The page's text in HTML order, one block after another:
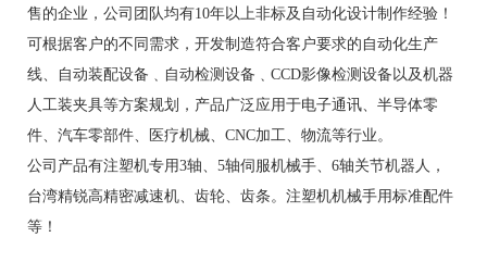
售的企业，公司团队均有10年以上非标及自动化设计制作经验！
可根据客户的不同需求，开发制造符合客户要求的自动化生产
线、自动装配设备﹑自动检测设备﹑CCD影像检测设备以及机器
人工装夹具等方案规划，产品广泛应用于电子通讯、半导体零
件、汽车零部件、医疗机械、CNC加工、物流等行业。
公司产品有注塑机专用3轴、5轴伺服机械手、6轴关节机器人，
台湾精锐高精密减速机、齿轮、齿条。注塑机机械手用标准配件
等！